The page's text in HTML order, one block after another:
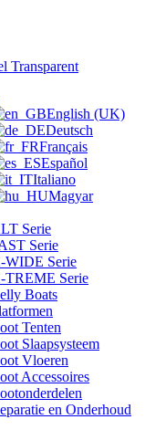
English (UK)
Deutsch
Français
Español
Italiano
Magyar
Serie
Serie
WIDE Serie
TREME Serie
Boats
Tenten
Slaapsysteem
Vloeren
Accessoires
en Onderhoud